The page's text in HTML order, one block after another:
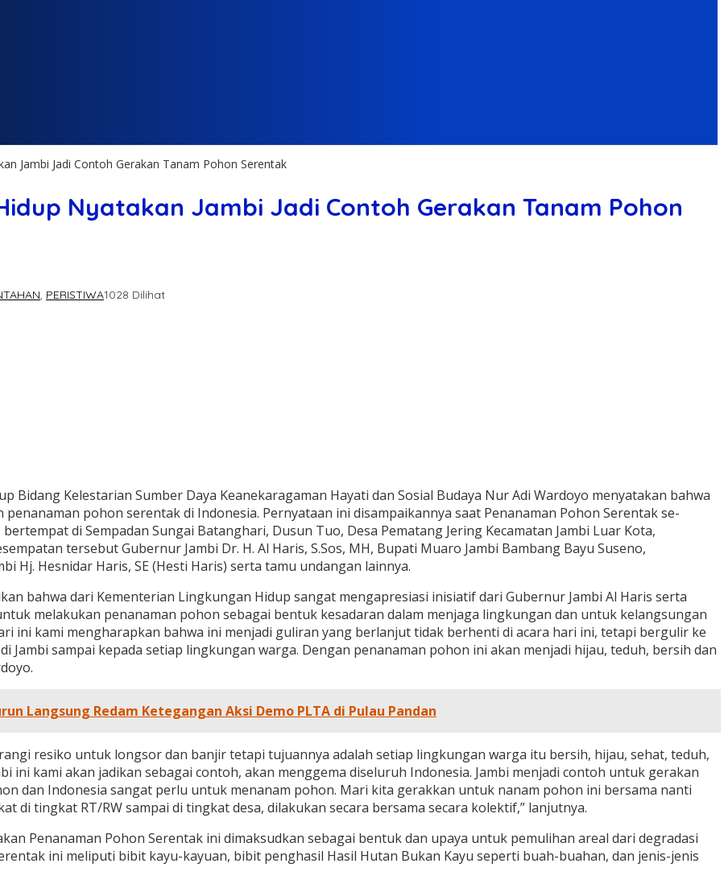
Jambi Jadi Contoh Gerakan Tanam Pohon Serentak
Nyatakan Jambi Jadi Contoh Gerakan Tanam Pohon
, PERISTIWA1028 Dilihat
Bidang Kelestarian Sumber Daya Keanekaragaman Hayati dan Sosial Budaya Nur Adi Wardoyo menyatakan bahwa
pohon serentak di Indonesia. Pernyataan ini disampaikannya saat Penanaman Pohon Serentak se-
di Sempadan Sungai Batanghari, Dusun Tuo, Desa Pematang Jering Kecamatan Jambi Luar Kota,
tersebut Gubernur Jambi Dr. H. Al Haris, S.Sos, MH, Bupati Muaro Jambi Bambang Bayu Suseno,
Hj. Hesnidar Haris, SE (Hesti Haris) serta tamu undangan lainnya.
bahwa dari Kementerian Lingkungan Hidup sangat mengapresiasi inisiatif dari Gubernur Jambi Al Haris serta
melakukan penanaman pohon sebagai bentuk kesadaran dalam menjaga lingkungan dan untuk kelangsungan
ini kami mengharapkan bahwa ini menjadi guliran yang berlanjut tidak berhenti di acara hari ini, tetapi bergulir ke
Jambi sampai kepada setiap lingkungan warga. Dengan penanaman pohon ini akan menjadi hijau, teduh, bersih dan
Langsung Redam Ketegangan Aksi Demo PLTA di Pulau Pandan
resiko untuk longsor dan banjir tetapi tujuannya adalah setiap lingkungan warga itu bersih, hijau, sehat, teduh,
ini kami akan jadikan sebagai contoh, akan menggema diseluruh Indonesia. Jambi menjadi contoh untuk gerakan
dan Indonesia sangat perlu untuk menanam pohon. Mari kita gerakkan untuk nanam pohon ini bersama nanti
di tingkat RT/RW sampai di tingkat desa, dilakukan secara bersama secara kolektif,” lanjutnya.
Penanaman Pohon Serentak ini dimaksudkan sebagai bentuk dan upaya untuk pemulihan areal dari degradasi
ini meliputi bibit kayu-kayuan, bibit penghasil Hasil Hutan Bukan Kayu seperti buah-buahan, dan jenis-jenis